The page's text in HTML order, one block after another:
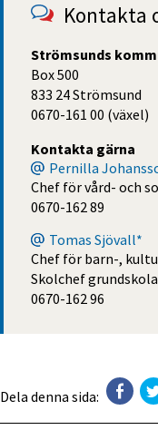
Kontakta
Strömsunds
Box 500
833 24 Strömsund
0670-161 00 (växel)
Kontakta gärna
Pernilla
Chef för vård- och
0670-162 89
Tomas Sjövall*
Chef för barn-,
Skolchef
0670-162 96
Dela denna sida: